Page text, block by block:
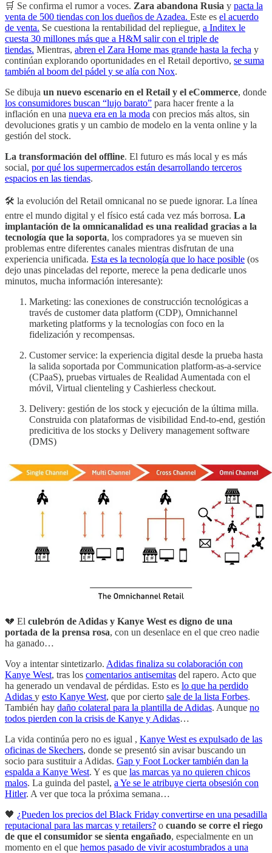
🛒 Se confirma el rumor a voces. Zara abandona Rusia y pacta la
venta de 500 tiendas con los dueños de Azadea. Este es el acuerdo
de venta. Se cuestiona la rentabilidad del repliegue, a Inditex le
cuesta 30 millones más que a H&M salir con el triple de
tiendas. Mientras, abren el Zara Home mas grande hasta la fecha y
continúan explorando oportunidades en el Retail deportivo, se suma
también al boom del pádel y se alía con Nox.
Se dibuja un nuevo escenario en el Retail y el eCommerce, donde
los consumidores buscan “lujo barato” para hacer frente a la
inflación en una nueva era en la moda con precios más altos, sin
devoluciones gratis y un cambio de modelo en la venta online y la
gestión del stock.
La transformación del offline. El futuro es más local y es más
social, por qué los supermercados están desarrollando terceros
espacios en las tiendas.
🛠️ la evolución del Retail omnicanal no se puede ignorar. La línea
entre el mundo digital y el físico está cada vez más borrosa. La
implantación de la omnicanalidad es una realidad gracias a la
tecnología que la soporta, los compradores ya se mueven sin
problemas entre diferentes canales mientras disfrutan de una
experiencia unificada. Esta es la tecnología que lo hace posible (os
dejo unas pinceladas del reporte, merece la pena dedicarle unos
minutos, mucha información interesante):
Marketing: las conexiones de construcción tecnológicas a
través de customer data platform (CDP), Omnichannel
marketing platforms y la tecnologías con foco en la
fidelización y recompensas.
Customer service: la experiencia digital desde la prueba hasta
la salida soportada por Communication platform-as-a-service
(CPaaS), pruebas virtuales de Realidad Aumentada con el
móvil, Virtual clienteling y Cashierless checkout.
Delivery: gestión de los stock y ejecución de la última milla.
Construida con plataformas de visibilidad End-to-end, gestión
predicitiva de los stocks y Delivery management software
(DMS)
💔 El culebrón de Adidas y Kanye West es digno de una
portada de la prensa rosa, con un desenlace en el que creo nadie
ha ganado…
Voy a intentar sintetizarlo. Adidas finaliza su colaboración con
Kanye West, tras los comentarios antisemitas del rapero. Acto que
ha generado un vendaval de pérdidas. Esto es lo que ha perdido
Adidas y esto Kanye West, que por cierto sale de la lista Forbes.
También hay daño colateral para la plantilla de Adidas. Aunque no
todos pierden con la crisis de Kanye y Adidas…
La vida continúa pero no es igual , Kanye West es expulsado de las
oficinas de Skechers, donde se presentó sin avisar buscando un
socio para sustituir a Adidas. Gap y Foot Locker también dan la
espalda a Kanye West. Y es que las marcas ya no quieren chicos
malos. La guinda del pastel, a Ye se le atribuye cierta obsesión con
Hitler. A ver que toca la próxima semana…
🖤 ¿Pueden los precios del Black Friday convertirse en una pesadilla
reputacional para las marcas y retailers? o cuando se corre el riego
de que el consumidor se sienta engañado, especialmente en un
momento en el que hemos pasado de vivir acostumbrados a una